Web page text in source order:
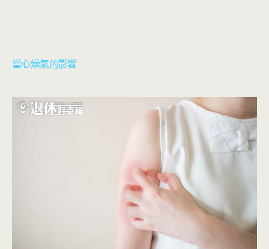
當心燥氣的影響